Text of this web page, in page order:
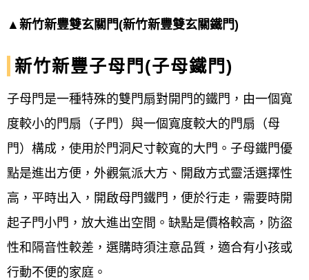
▲新竹新豐雙玄關門(新竹新豐雙玄關鐵門)
新竹新豐子母門(子母鐵門)
子母門是一種特殊的雙門扇對開門的鐵門，由一個寬
度較小的門扇（子門）與一個寬度較大的門扇（母
門）構成，使用於門洞尺寸較寬的大門。子母鐵門優
點是進出方便，外觀氣派大方、開啟方式靈活選擇性
高，平時出入，開啟母門鐵門，便於行走，需要時開
起子門小門，放大進出空間。缺點是價格較高，防盜
性和隔音性較差，選購時須注意品質，適合有小孩或
行動不便的家庭。